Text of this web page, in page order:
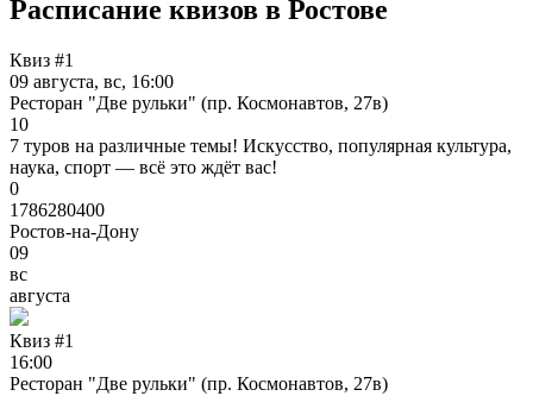
Расписание квизов в Ростове
Квиз #1
09 августа, вс, 16:00
Ресторан "Две рульки" (пр. Космонавтов, 27в)
10
7 туров на различные темы! Искусство, популярная культура,
наука, спорт — всё это ждёт вас!
0
1786280400
Ростов-на-Дону
09
вс
августа
Квиз #1
16:00
Ресторан "Две рульки" (пр. Космонавтов, 27в)